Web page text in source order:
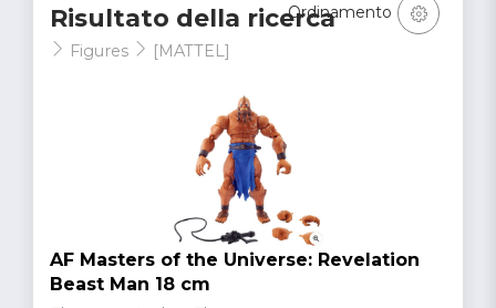
Risultato della ricerca
Figures [MATTEL]
Ordinamento
AF Masters of the Universe: Revelation
Beast Man 18 cm